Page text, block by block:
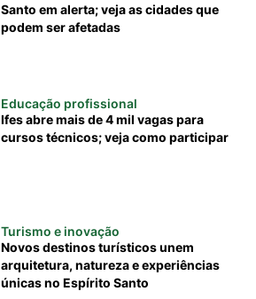
Santo em alerta; veja as cidades que
podem ser afetadas
Educação profissional
Ifes abre mais de 4 mil vagas para
cursos técnicos; veja como participar
Turismo e inovação
Novos destinos turísticos unem
arquitetura, natureza e experiências
únicas no Espírito Santo